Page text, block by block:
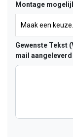
Montage
Gewenste Tekst
mail